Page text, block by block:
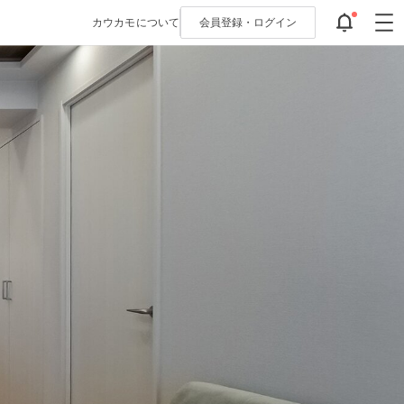
カウカモについて 会員登録・ ログイン